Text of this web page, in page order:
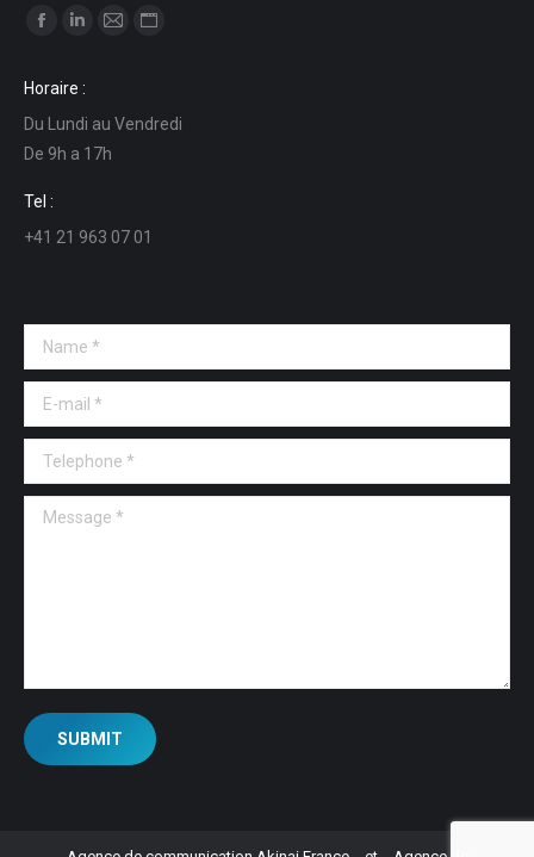
Find us on:
opens
in
new
window
opens
in
new
in
in
Horaire :
Du Lundi au Vendredi
De 9h a 17h
Tel :
+41 21 963 07 01
Name *
E-mail *
Telephone *
Message *
SUBMIT